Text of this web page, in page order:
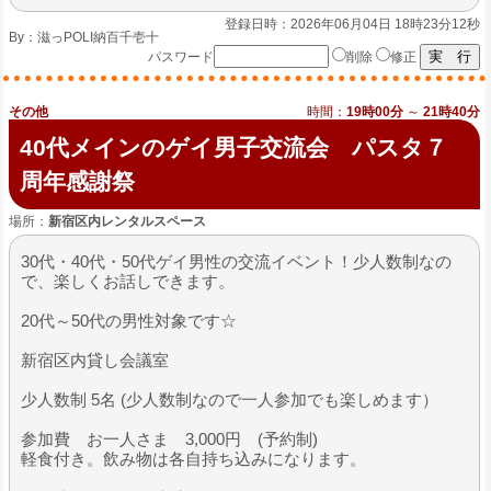
登録日時：2026年06月04日 18時23分12秒
By： 滋っPOLI納百千壱十
パスワード
削除 修正
その他 時間： 19時00分 ～ 21時40分
40代メインのゲイ男子交流会 パスタ７
周年感謝祭
場所： 新宿区内レンタルスペース
30代・40代・50代ゲイ男性の交流イベント！少人数制なの
で、楽しくお話しできます。
20代～50代の男性対象です☆
新宿区内貸し会議室
少人数制 5名 (少人数制なので一人参加でも楽しめます）
参加費 お一人さま 3,000円 (予約制)
軽食付き。飲み物は各自持ち込みになります。